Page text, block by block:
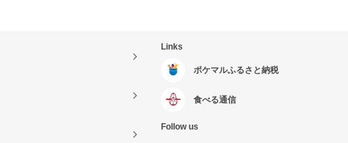
Links
ポケマルふるさと納税
食べる通信
Follow us